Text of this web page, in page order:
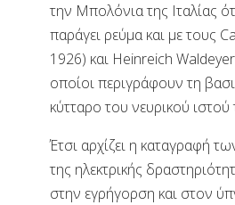
την Μπολόνια της Ιταλίας
παράγει ρεύμα και με τους
1926) και Heinreich
οποίοι περιγράφουν τη
κύτταρο του νευρικού
Έτσι αρχίζει η καταγραφή
της ηλεκτρικής
στην εγρήγορση και στον